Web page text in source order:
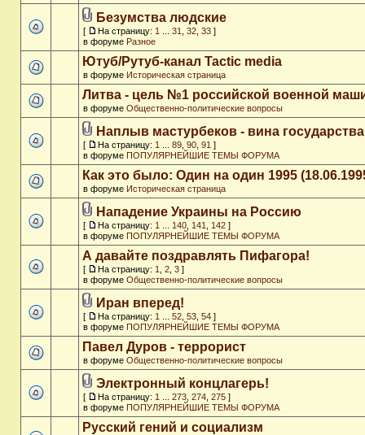
Безумства людские
[ На страницу: 1 31 32 33 ]
в форуме Разное
Ютуб/Рутуб-канал Tactic media
в форуме Историческая страница
Литва - цель №1 российской военной
в форуме Общественно-политические вопросы
Наплыв мастурбеков - вина государства
[ На страницу: 1 89 90 91 ]
в форуме ПОПУЛЯРНЕЙШИЕ ТЕМЫ ФОРУМА
Как это было: Один на один 1995
в форуме Историческая страница
Нападение Украины на Россию
[ На страницу: 1 140 141 142 ]
в форуме ПОПУЛЯРНЕЙШИЕ ТЕМЫ ФОРУМА
А давайте поздравлять Пифагора!
[ На страницу: 1 2 3 ]
в форуме Общественно-политические вопросы
Иран вперед!
[ На страницу: 1 52 53 54 ]
в форуме ПОПУЛЯРНЕЙШИЕ ТЕМЫ ФОРУМА
Павел Дуров - террорист
в форуме Общественно-политические вопросы
Электронный концлагерь!
[ На страницу: 1 273 274 275 ]
в форуме ПОПУЛЯРНЕЙШИЕ ТЕМЫ ФОРУМА
Русский гений и социализм